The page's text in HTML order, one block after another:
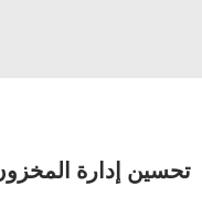
تحسين إدارة